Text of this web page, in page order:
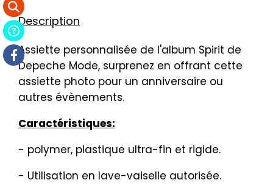
Description
Assiette personnalisée de l'album Spirit de
Depeche Mode, surprenez en offrant cette
assiette photo pour un anniversaire ou
autres évènements.
Caractéristiques:
- polymer, plastique ultra-fin et rigide.
- Utilisation en lave-vaiselle autorisée.